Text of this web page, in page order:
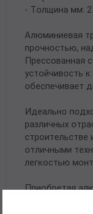
- Толщина мм:
Алюминиевая
прочностью,
Прессованная
устойчивость
обеспечивает
Идеально
различных
отличными
легкостью
Приобретая